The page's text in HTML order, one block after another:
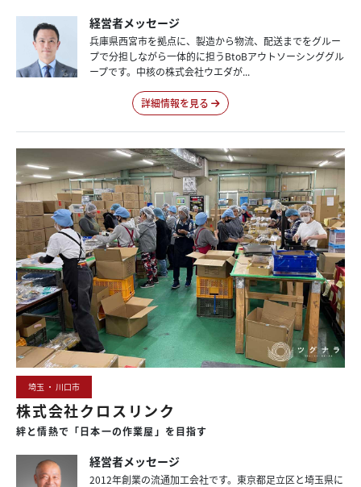
経営者メッセージ
兵庫県西宮市を拠点に、製造から物流、配送までをグルー
プで分担しながら一体的に担うBtoBアウトソーシンググル
ープです。中核の株式会社ウエダが...
詳細情報を見る
埼玉 ・ 川口市
株式会社クロスリンク
絆と情熱で 「日本一の作業屋」を目指す
経営者メッセージ
2012年創業の流通加工会社です。東京都足立区と埼玉県に